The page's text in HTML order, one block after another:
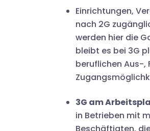
Einrichtungen,
nach 2G
werden hier die
bleibt es bei 3G
beruflichen Aus-,
3G am
in Betrieben mit